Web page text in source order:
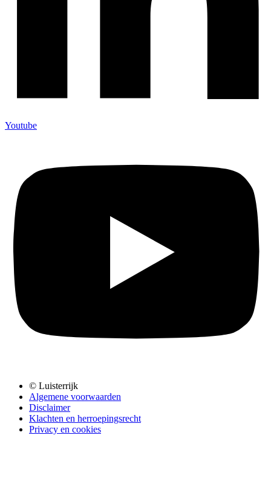
Youtube
© Luisterrijk
Algemene voorwaarden
Disclaimer
Klachten en herroepingsrecht
Privacy en cookies